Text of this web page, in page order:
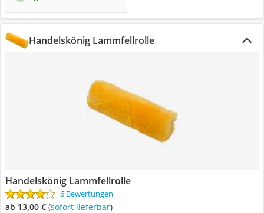
Handelskönig Lammfellrolle
Handelskönig Lammfellrolle
6 Bewertungen
ab 13,00 € ( Sofort lieferbar)